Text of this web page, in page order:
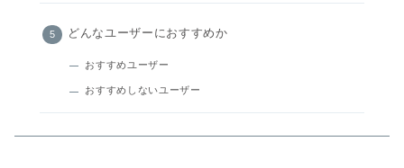
どんなユーザーにおすすめか
おすすめユーザー
おすすめしないユーザー